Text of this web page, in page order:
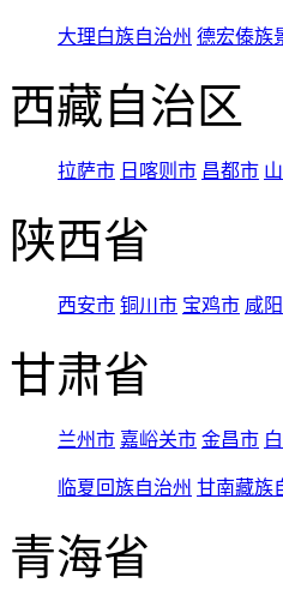
大理白族自治州 德宏傣族
西藏自治区
拉萨市 日喀则市 昌都市
陕西省
西安市 铜川市 宝鸡市 咸
甘肃省
兰州市 嘉峪关市 金昌市
临夏回族自治州 甘南藏族
青海省